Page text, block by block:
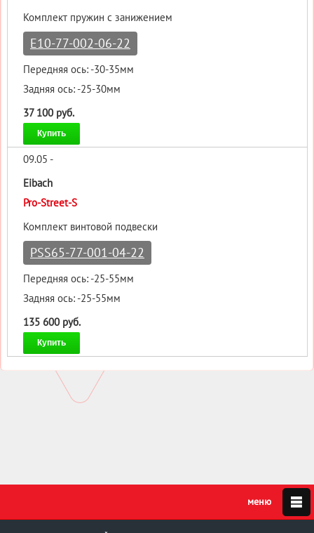
Комплект пружин с занижением
E10-77-002-06-22
Передняя ось: -30-35мм
Задняя ось: -25-30мм
37 100 руб.
Купить
09.05 -
Eibach
Pro-Street-S
Комплект винтовой подвески
PSS65-77-001-04-22
Передняя ось: -25-55мм
Задняя ось: -25-55мм
135 600 руб.
Купить